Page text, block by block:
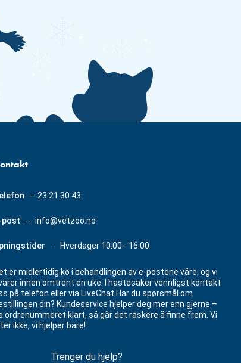
-- 23 21 30 43
post -- info@vetzoo.no
-- Hverdager 10.00 - 16.00
er midlertidig kø i behandlingen av e-postene våre, og vi
innen omtrent en uke. I hastesaker vennligst kontakt
på telefon eller via LiveChat Har du spørsmål om
din? Kundeservice hjelper deg mer enn gjerne –
ordrenummeret klart, så går det raskere å finne frem. Vi
ikke, vi hjelper bare!
Trenger du hjelp?